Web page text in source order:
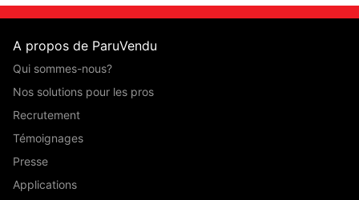
A propos de ParuVendu
Qui sommes-nous?
Nos solutions pour les pros
Recrutement
Témoignages
Presse
Applications